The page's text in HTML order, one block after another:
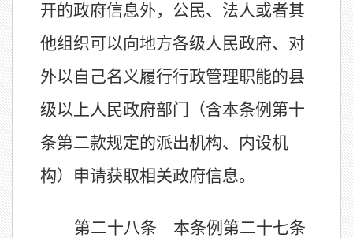
开的政府信息外，公民、法人或者其
他组织可以向地方各级人民政府、对
外以自己名义履行行政管理职能的县
级以上人民政府部门（含本条例第十
条第二款规定的派出机构、内设机
构）申请获取相关政府信息。
第二十八条 本条例第二十七条